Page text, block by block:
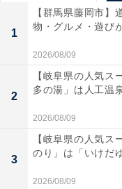
1
【群馬県藤岡市】
物・グルメ・遊び
2026/08/09
2
【岐阜県の人気ス
多の湯」は人工温
2026/08/09
3
【岐阜県の人気ス
のり」は「いけだ
2026/08/09